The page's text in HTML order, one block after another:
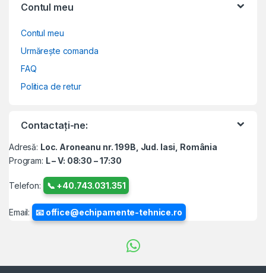
Contul meu
Contul meu
Urmărește comanda
FAQ
Politica de retur
Contactați-ne:
Adresă: Loc. Aroneanu nr. 199B, Jud. Iasi, România
Program: L – V: 08:30 – 17:30
Telefon: 📞 +40.743.031.351
Email: 📧 office@echipamente-tehnice.ro